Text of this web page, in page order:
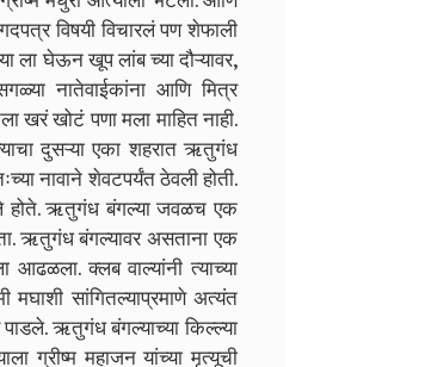
विषयी विचारलं पण शेफाली
ला घेऊन खूप लांब च्या दौऱ्यावर,
नातेवाईकांना आणि मित्र
खोटं पणा मला माहित नाही.
त्याचा दुसऱ्या एका शहरात ऋतुगंध
नावाने शेवटपर्यंत ठेवली होती.
होते. ऋतुगंध बंगल्या जवळच एक
ऋतुगंध बंगल्यावर असताना एक
क्लब वाल्यांनी त्याच्या
मघाशी सांगितल्याप्रमाणे अत्यंत
पाडले. ऋतुगंध बंगल्याच्या किल्ल्या
ग्रीष्म महाजन यांच्या मृत्यूची